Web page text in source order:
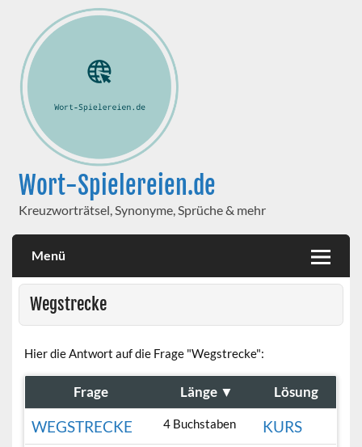
Wort-Spielereien.de
Kreuzworträtsel, Synonyme, Sprüche & mehr
Menü
Wegstrecke
Hier die Antwort auf die Frage "Wegstrecke":
Frage Länge ▼ Lösung
WEGSTRECKE 4 Buchstaben
KURS